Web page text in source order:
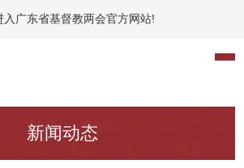
入广东省基督教两会官方网站!
新闻动态